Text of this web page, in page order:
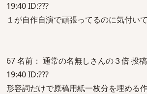
19:40 ID:???
１が自作自演で頑張ってるのに気付い
67 名前： 通常の名無しさんの３倍 投
19:40 ID:???
形容詞だけで原稿用紙一枚分を埋める